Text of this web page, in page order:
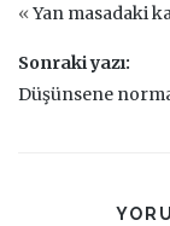
«Yan masadaki
Sonraki yazı:
Düşünsene